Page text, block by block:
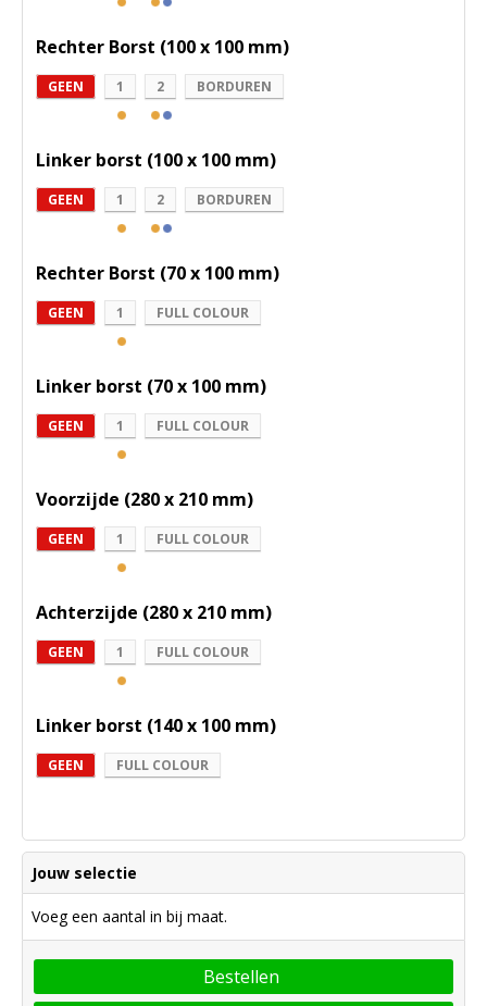
Rechter Borst (100 x 100 mm)
GEEN 1 2 BORDUREN
Linker borst (100 x 100 mm)
GEEN 1 2 BORDUREN
Rechter Borst (70 x 100 mm)
GEEN 1 FULL COLOUR
Linker borst (70 x 100 mm)
GEEN 1 FULL COLOUR
Voorzijde (280 x 210 mm)
GEEN 1 FULL COLOUR
Achterzijde (280 x 210 mm)
GEEN 1 FULL COLOUR
Linker borst (140 x 100 mm)
GEEN FULL COLOUR
Jouw selectie
Voeg een aantal in bij maat.
Bestellen